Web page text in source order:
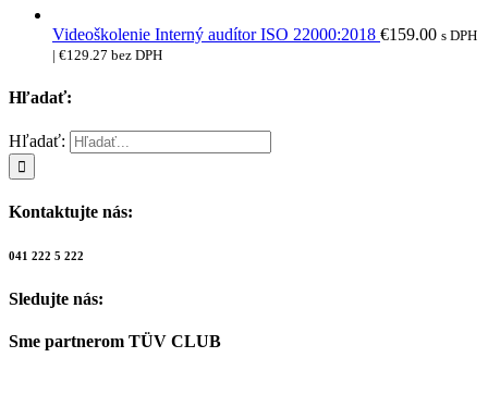
Videoškolenie Interný audítor ISO 22000:2018 €159.00 s DPH
| €129.27 bez DPH
Hľadať:
Hľadať:
Kontaktujte nás:
041 222 5 222
Sledujte nás:
Sme partnerom TÜV CLUB